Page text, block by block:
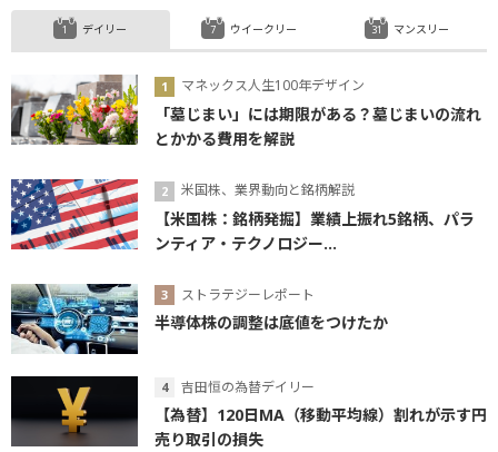
デイリー
マネックス人生100年デザイン
「墓じまい」には期限がある？墓じまいの流れ
とかかる費用を解説
米国株、業界動向と銘柄解説
【米国株：銘柄発掘】業績上振れ5銘柄、パラ
ンティア・テクノロジー...
ストラテジーレポート
半導体株の調整は底値をつけたか
吉田恒の為替デイリー
【為替】120日MA（移動平均線）割れが示す円
売り取引の損失
ウイークリー マンスリー